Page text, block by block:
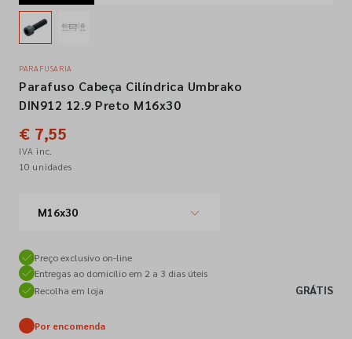
Contactos
Siga-nos nas redes sociais
PARAFUSARIA
Parafuso Cabeça Cilíndrica Umbrako
DIN912 12.9 Preto M16x30
€ 7,55
IVA inc.
10 unidades
M16x30
Preço exclusivo on-line
Entregas ao domicílio em 2 a 3 dias úteis
Recolha em loja
GRÁTIS
Por encomenda